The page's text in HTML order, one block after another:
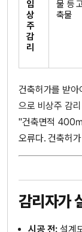
임
상
주
감
리
물 등
축물
건축허가를 받아
으로 비상주 감
"건축면적 400
오류다. 건축허
감리자가
시공 전: 설계